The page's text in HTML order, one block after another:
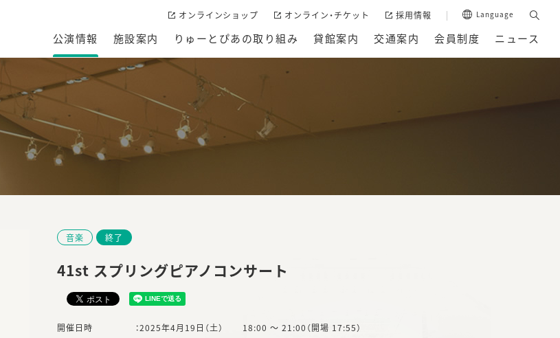
公演情報 施設案内 りゅーとぴあの取り組み 貸館案内 交通案内 会員制度 ニュース
オンラインショップ オンライン・チケット 採用情報 Language
音楽 終了
41st スプリングピアノコンサート
開催日時 ：2025年4月19日（土）
18:00 ～ 21:00（開場 17:55）